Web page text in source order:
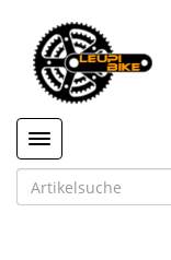
Toggle navigation